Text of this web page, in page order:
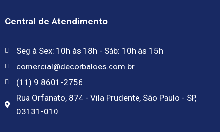
Central de Atendimento
Seg à Sex: 10h às 18h - Sáb: 10h às 15h
comercial@decorbaloes.com.br
(11) 9 8601-2756
Rua Orfanato, 874 - Vila Prudente, São Paulo - SP,
03131-010